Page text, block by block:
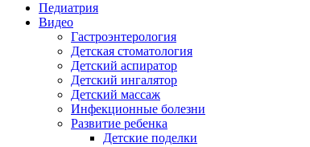
Педиатрия
Видео
Гастроэнтерология
Детская стоматология
Детский аспиратор
Детский ингалятор
Детский массаж
Инфекционные болезни
Развитие ребенка
Детские поделки